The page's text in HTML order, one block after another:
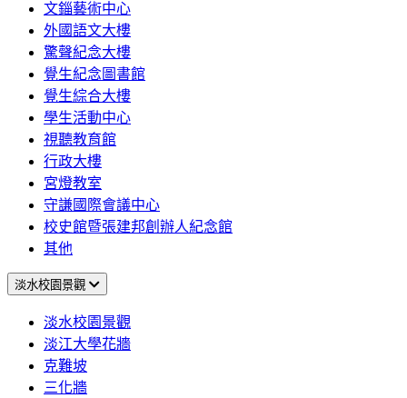
文錙藝術中心
外國語文大樓
驚聲紀念大樓
覺生紀念圖書館
覺生綜合大樓
學生活動中心
視聽教育館
行政大樓
宮燈教室
守謙國際會議中心
校史館暨張建邦創辦人紀念館
其他
淡水校園景觀
淡水校園景觀
淡江大學花牆
克難坡
三化牆